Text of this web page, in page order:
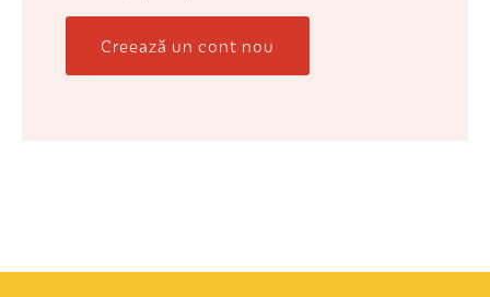
Creează un cont nou